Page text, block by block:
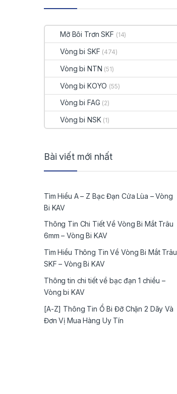
Mỡ Bôi Trơn SKF (14)
Vòng bi SKF (474)
Vòng bi NTN (51)
Vòng bi KOYO (55)
Vòng bi FAG (2)
Vòng bi NSK (1)
Bài viết mới nhất
Tìm Hiểu A – Z Bạc Đạn Cửa Lùa – Vòng
Bi KAV
Thông Tin Chi Tiết Về Vòng Bi Mắt Trâu
6mm – Vòng Bi KAV
Tìm Hiểu Thông Tin Về Vòng Bi Mắt Trâu
SKF – Vòng Bi KAV
Thông tin chi tiết về bạc đạn 1 chiều –
Vòng bi KAV
[A-Z] Thông Tin Ổ Bi Đỡ Chặn 2 Dãy Và
Đơn Vị Mua Hàng Uy Tín